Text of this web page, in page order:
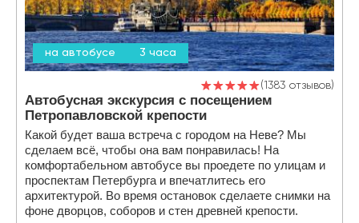
на автобусе 3 часа
1383 отзывов
Автобусная экскурсия с посещением
Петропавловской крепости
Какой будет ваша встреча с городом на Неве? Мы
сделаем всё, чтобы она вам понравилась! На
комфортабельном автобусе вы проедете по улицам и
проспектам Петербурга и впечатлитесь его
архитектурой. Во время остановок сделаете снимки на
фоне дворцов, соборов и стен древней крепости.